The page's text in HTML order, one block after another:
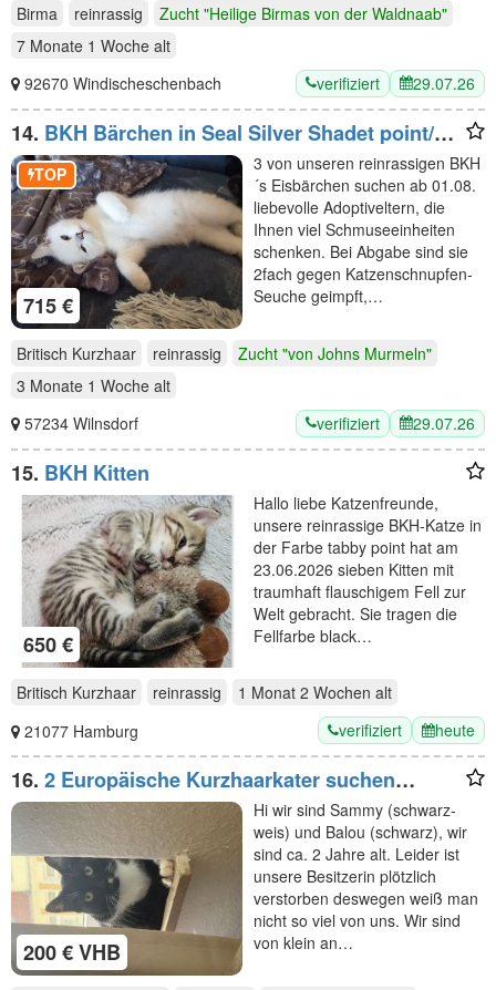
Birma
reinrassig
Zucht "Heilige Birmas von der Waldnaab"
7 Monate 1 Woche alt
92670 Windischeschenbach
verifiziert 29.07.26
14. BKH Bärchen in Seal Silver Shadet point/
Tabby Point +blaue Augen, Stammbaum, 2fach
geimpft
715 €
TOP
3 von unseren reinrassigen BKH
´s Eisbärchen suchen ab 01.08.
liebevolle Adoptiveltern, die
Ihnen viel Schmuseeinheiten
schenken. Bei Abgabe sind sie
2fach gegen Katzenschnupfen-
Seuche geimpft,…
Britisch Kurzhaar reinrassig
Zucht "von Johns Murmeln"
3 Monate 1 Woche alt
57234 Wilnsdorf
verifiziert 29.07.26
15. BKH Kitten
650 €
Hallo liebe Katzenfreunde,
unsere reinrassige BKH-Katze in
der Farbe tabby point hat am
23.06.2026 sieben Kitten mit
traumhaft flauschigem Fell zur
Welt gebracht. Sie tragen die
Fellfarbe black…
Britisch Kurzhaar reinrassig 1 Monat 2 Wochen alt
21077 Hamburg
verifiziert heute
16. 2 Europäische Kurzhaarkater suchen
Zuhause
200 € VHB
Hi wir sind Sammy (schwarz-
weis) und Balou (schwarz), wir
sind ca. 2 Jahre alt. Leider ist
unsere Besitzerin plötzlich
verstorben deswegen weiß man
nicht so viel von uns. Wir sind
von klein an…